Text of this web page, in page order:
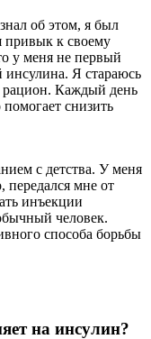
об этом, я был
привык к своему
у меня не первый
инсулина. Я стараюсь
рацион. Каждый день
снизить
с детства. У меня
передался мне от
инъекции
человек.
способа борьбы
на инсулин?